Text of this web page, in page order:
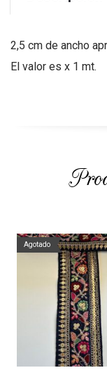
2,5 cm de ancho
El valor es x 1 mt.
Agotado